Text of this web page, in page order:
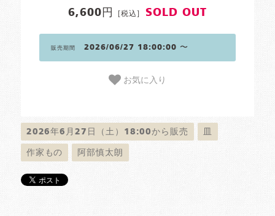
6,600円 [税込] SOLD OUT
販売期間 2026/06/27 18:00:00 〜
お気に入り
2026年6月27日（土）18:00から販売
作家もの 阿部慎太朗